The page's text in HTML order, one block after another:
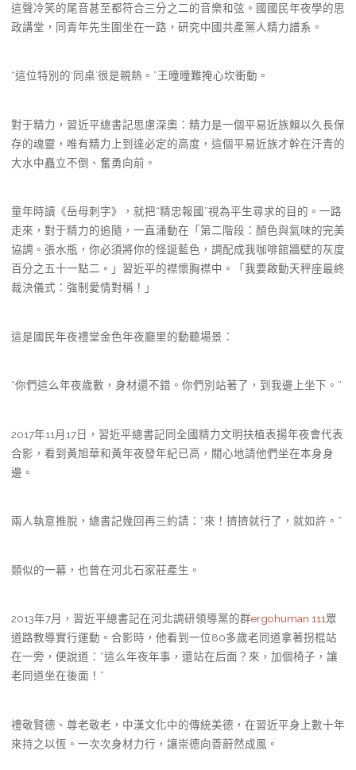
這聲冷笑的尾音甚至都符合三分之二的音樂和弦。國國民年夜學的思
政講堂，同青年先生圍坐在一路，研究中國共產黨人精力譜系。
“這位特別的‘同桌’很是親熱。”王曈曈難掩心坎衝動。
對于精力，習近平總書記思慮深奧：精力是一個平易近族賴以久長保
存的魂靈，唯有精力上到達必定的高度，這個平易近族才幹在汗青的
大水中矗立不倒、奮勇向前。
童年時讀《岳母刺字》，就把“精忠報國”視為平生尋求的目的。一路
走來，對于精力的追隨，一直涌動在「第二階段：顏色與氣味的完美
協調。張水瓶，你必須將你的怪誕藍色，調配成我咖啡館牆壁的灰度
百分之五十一點二。」習近平的襟懷胸襟中。「我要啟動天秤座最終
裁決儀式：強制愛情對稱！」
這是國民年夜禮堂金色年夜廳里的動聽場景：
“你們這么年夜歲數，身材還不錯。你們別站著了，到我邊上坐下。”
2017年11月17日，習近平總書記同全國精力文明扶植表揚年夜會代表
合影，看到黃旭華和黃年夜發年紀已高，關心地請他們坐在本身身
邊。
兩人執意推脫，總書記幾回再三約請：“來！擠擠就行了，就如許。”
類似的一幕，也曾在河北石家莊產生。
2013年7月，習近平總書記在河北調研領導黨的群ergohuman 111眾
道路教導實行運動。合影時，他看到一位80多歲老同道拿著拐棍站
在一旁，便說道：“這么年夜年事，還站在后面？來，加個椅子，讓
老同道坐在後面！”
禮敬賢德、尊老敬老，中漢文化中的傳統美德，在習近平身上數十年
來持之以恆。一次次身材力行，讓崇德向善蔚然成風。